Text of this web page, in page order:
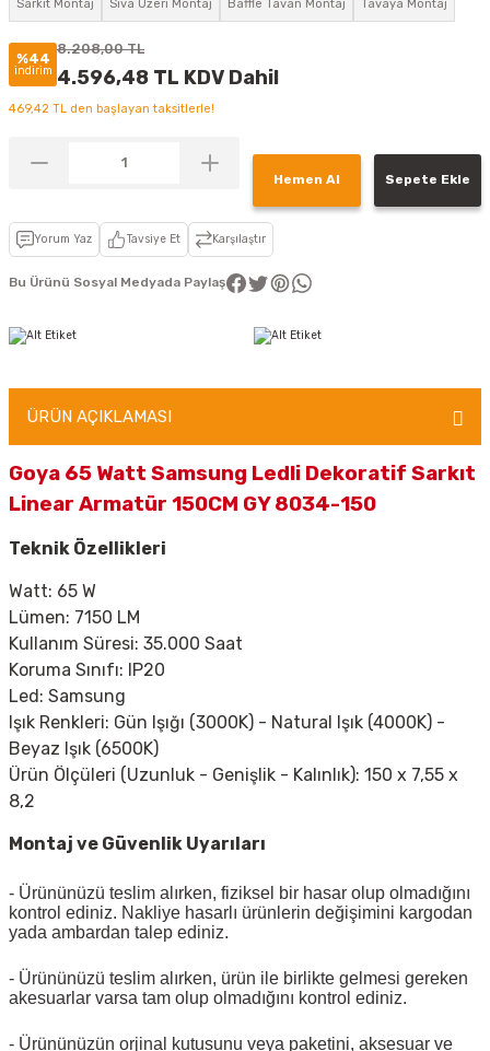
Sarkıt Montaj Sıva Üzeri Montaj Baffle Tavan Montaj Tavaya Montaj
%44
indirim
8.208,00 TL
4.596,48 TL KDV Dahil
469,42 TL den başlayan taksitlerle!
Hemen Al Sepete Ekle
Yorum Yaz Tavsiye Et Karşılaştır
Bu Ürünü Sosyal Medyada Paylaş
ÜRÜN AÇIKLAMASI
Goya 65 Watt Samsung Ledli Dekoratif Sarkıt
Linear Armatür 150CM GY 8034-150
Teknik Özellikleri
Watt: 65 W
Lümen: 7150 LM
Kullanım Süresi: 35.000 Saat
Koruma Sınıfı: IP20
Led: Samsung
Işık Renkleri: Gün Işığı (3000K) - Natural Işık (4000K) -
Beyaz Işık (6500K)
Ürün Ölçüleri (Uzunluk - Genişlik - Kalınlık): 150 x 7,55 x
8,2
Montaj ve Güvenlik Uyarıları
- Ürününüzü teslim alırken, fiziksel bir hasar olup olmadığını
kontrol ediniz. Nakliye hasarlı ürünlerin değişimini kargodan
yada ambardan talep ediniz.
- Ürününüzü teslim alırken, ürün ile birlikte gelmesi gereken
akesuarlar varsa tam olup olmadığını kontrol ediniz.
- Ürününüzün orjinal kutusunu veya paketini, aksesuar ve